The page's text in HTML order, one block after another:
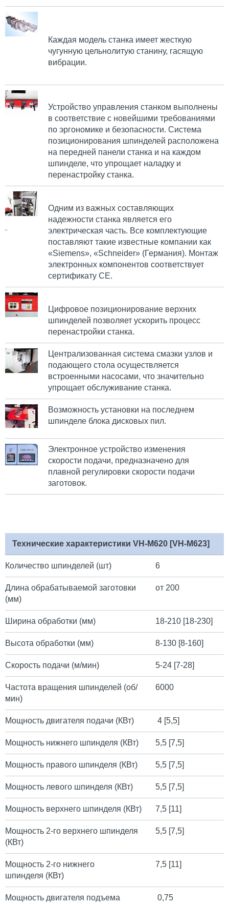
Каждая модель станка имеет жесткую
чугунную цельнолитую станину, гасящую
вибрации.
Устройство управления станком выполнены
в соответствие с новейшими требованиями
по эргономике и безопасности. Система
позиционирования шпинделей расположена
на передней панели станка и на каждом
шпинделе, что упрощает наладку и
перенастройку станка.
Одним из важных составляющих
надежности станка является его
электрическая часть. Все комплектующие
поставляют такие известные компании как
«Siemens», «Schneider» (Германия). Монтаж
электронных компонентов соответствует
сертификату CE.
Цифровое позиционирование верхних
шпинделей позволяет ускорить процесс
перенастройки станка.
Централизованная система смазки узлов и
подающего стола осуществляется
встроенными насосами, что значительно
упрощает обслуживание станка.
Возможность установки на последнем
шпинделе блока дисковых пил.
Электронное устройство изменения
скорости подачи, предназначено для
плавной регулировки скорости подачи
заготовок.
Технические характеристики VH-M620 [VH-M623]
Количество шпинделей (шт) 6
Длина обрабатываемой заготовки
(мм)
от 200
Ширина обработки (мм) 18-210 [18-230]
Высота обработки (мм) 8-130 [8-160]
Скорость подачи (м/мин) 5-24 [7-28]
Частота вращения шпинделей (об/
мин)
6000
Мощность двигателя подачи (КВт) 4 [5,5]
Мощность нижнего шпинделя (КВт) 5,5 [7,5]
Мощность правого шпинделя (КВт) 5,5 [7,5]
Мощность левого шпинделя (КВт) 5,5 [7,5]
Мощность верхнего шпинделя (КВт) 7,5 [11]
Мощность 2-го верхнего шпинделя
(КВт)
5,5 [7,5]
Мощность 2-го нижнего
шпинделя (КВт)
7,5 [11]
Мощность двигателя подъема 0,75